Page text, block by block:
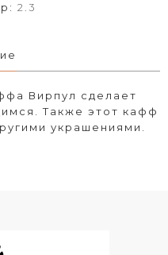
2.3
Вирпул сделает
Также этот кафф
украшениями.